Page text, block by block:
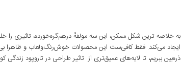
به خلاصه ترین شکل ممکن،‌ این سه مولفهٔ درهم‌گره‌خورده، تاثیری
ایجاد می‌کند. فقط کافی‌ست این محصولات خوش‌رنگ‌و‌لعاب و ظاهرا
ذره‌بین ببریم، تا لایه‌های عمیق‌تری از تاثیر طراحی در تاروپود زندگی